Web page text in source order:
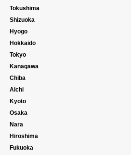
Tokushima
Shizuoka
Hyogo
Hokkaido
Tokyo
Kanagawa
Chiba
Aichi
Kyoto
Osaka
Nara
Hiroshima
Fukuoka